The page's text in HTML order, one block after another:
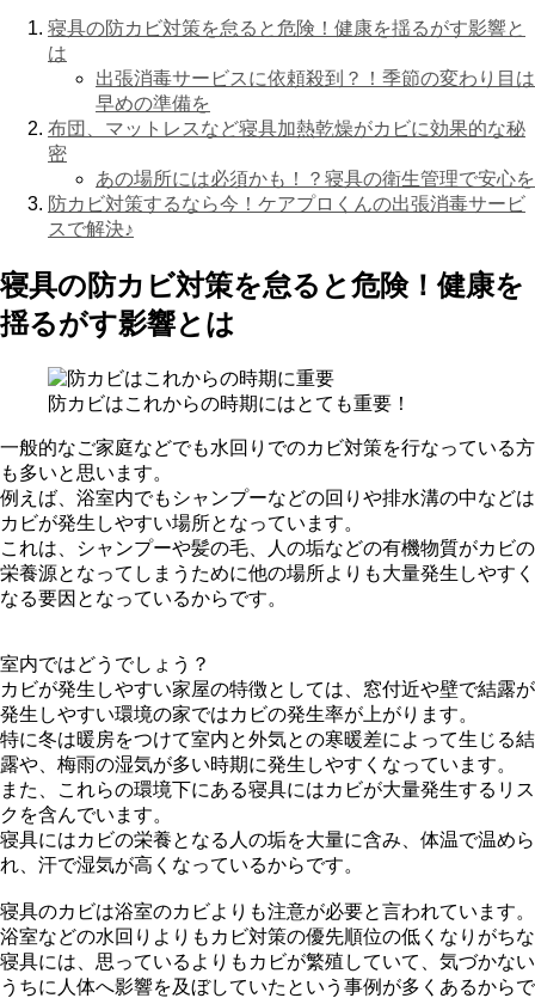
寝具の防カビ対策を怠ると危険！健康を揺るがす影響と
は
出張消毒サービスに依頼殺到？！季節の変わり目は
早めの準備を
布団、マットレスなど寝具加熱乾燥がカビに効果的な秘
密
あの場所には必須かも！？寝具の衛生管理で安心を
防カビ対策するなら今！ケアプロくんの出張消毒サービ
スで解決♪
寝具の防カビ対策を怠ると危険！健康を
揺るがす影響とは
防カビはこれからの時期にはとても重要！
一般的なご家庭などでも水回りでのカビ対策を行なっている方
も多いと思います。
例えば、浴室内でもシャンプーなどの回りや排水溝の中などは
カビが発生しやすい場所となっています。
これは、シャンプーや髪の毛、人の垢などの有機物質がカビの
栄養源となってしまうために他の場所よりも大量発生しやすく
なる要因となっているからです。
室内ではどうでしょう？
カビが発生しやすい家屋の特徴としては、窓付近や壁で結露が
発生しやすい環境の家ではカビの発生率が上がります。
特に冬は暖房をつけて室内と外気との寒暖差によって生じる結
露や、梅雨の湿気が多い時期に発生しやすくなっています。
また、これらの環境下にある寝具にはカビが大量発生するリス
クを含んでいます。
寝具にはカビの栄養となる人の垢を大量に含み、体温で温めら
れ、汗で湿気が高くなっているからです。
寝具のカビは浴室のカビよりも注意が必要と言われています。
浴室などの水回りよりもカビ対策の優先順位の低くなりがちな
寝具には、思っているよりもカビが繁殖していて、気づかない
うちに人体へ影響を及ぼしていたという事例が多くあるからで